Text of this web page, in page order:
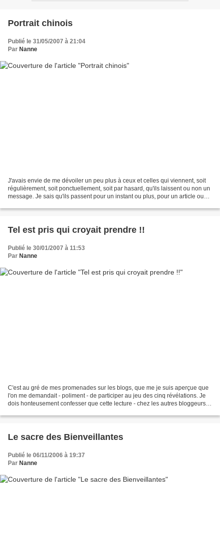
Portrait chinois
Publié le 31/05/2007 à 21:04
Par Nanne
J'avais envie de me dévoiler un peu plus à ceux et celles qui viennent, soit
régulièrement, soit ponctuellement, soit par hasard, qu'ils laissent ou non un
message. Je sais qu'ils passent pour un instant ou plus, pour un article ou
Tel est pris qui croyait prendre !!
Publié le 30/01/2007 à 11:53
Par Nanne
C'est au gré de mes promenades sur les blogs, que me je suis aperçue que
l'on me demandait - poliment - de participer au jeu des cinq révélations. Je
dois honteusement confesser que cette lecture - chez les autres bloggeurs -
Le sacre des Bienveillantes
Publié le 06/11/2006 à 19:37
Par Nanne